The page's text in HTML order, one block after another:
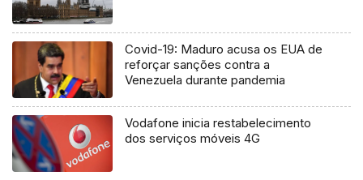
Covid-19: Maduro acusa os EUA de
reforçar sanções contra a
Venezuela durante pandemia
Vodafone inicia restabelecimento
dos serviços móveis 4G